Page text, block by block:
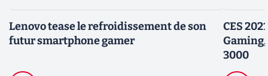
Lenovo tease le refroidissement de son
futur smartphone gamer
CES
3000